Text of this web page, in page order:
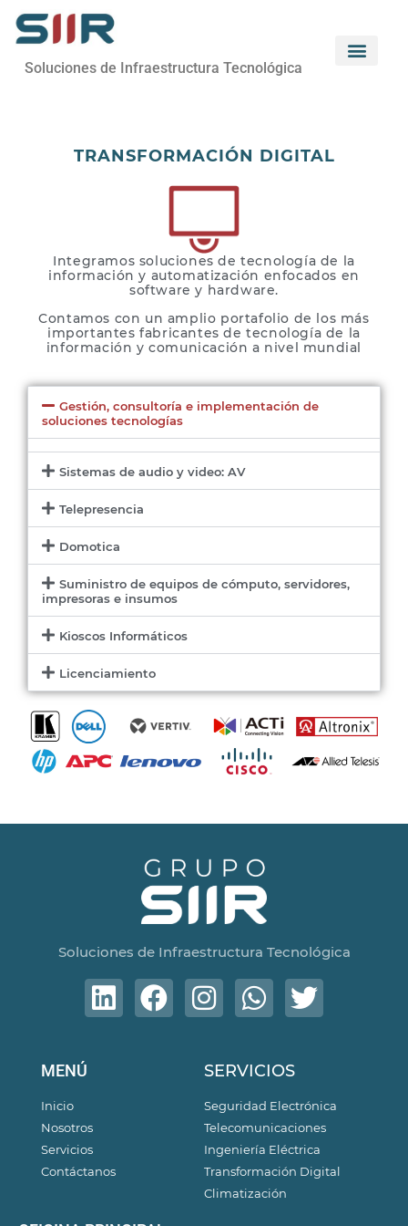
Soluciones de Infraestructura Tecnológica
TRANSFORMACIÓN DIGITAL
Integramos soluciones de tecnología de la
información y automatización enfocados en
software y hardware.
Contamos con un amplio portafolio de los más
importantes fabricantes de tecnología de la
información y comunicación a nivel mundial
Gestión, consultoría e implementación de
soluciones tecnologías
Sistemas de audio y video: AV
Telepresencia
Domotica
Suministro de equipos de cómputo, servidores,
impresoras e insumos
Kioscos Informáticos
Licenciamiento
Soluciones de Infraestructura Tecnológica
MENÚ
Inicio
Nosotros
Servicios
Contáctanos
SERVICIOS
Seguridad Electrónica
Telecomunicaciones
Ingeniería Eléctrica
Transformación Digital
Climatización